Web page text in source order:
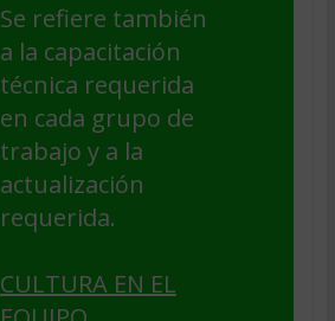
Se refiere también
a la capacitación
técnica requerida
en cada grupo de
trabajo y a la
actualización
requerida.
CULTURA EN EL